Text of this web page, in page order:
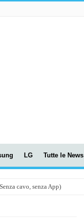
LG Tutte le News
cavo, senza App)